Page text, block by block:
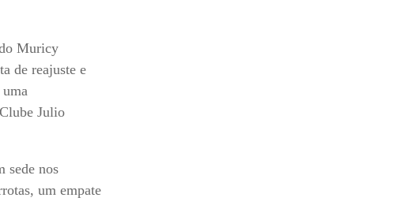
Muricy
de reajuste e
Julio
sede nos
um empate